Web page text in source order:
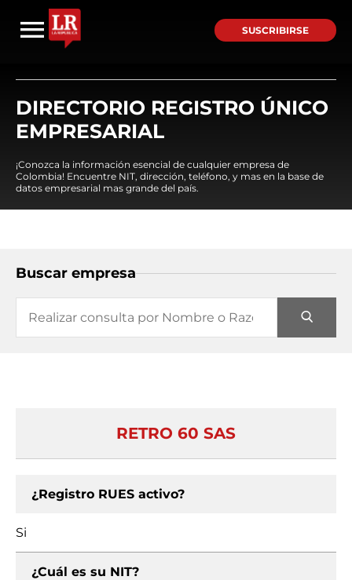
SUSCRIBIRSE
DIRECTORIO REGISTRO ÚNICO
EMPRESARIAL
¡Conozca la información esencial de cualquier empresa de
Colombia! Encuentre NIT, dirección, teléfono, y mas en la base de
datos empresarial mas grande del país.
Buscar empresa
RETRO 60 SAS
¿Registro RUES activo?
Si
¿Cuál es su NIT?